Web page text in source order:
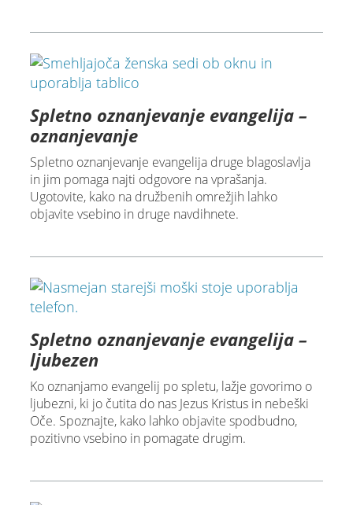
Spletno oznanjevanje evangelija –
oznanjevanje
Spletno oznanjevanje evangelija druge blagoslavlja
in jim pomaga najti odgovore na vprašanja.
Ugotovite, kako na družbenih omrežjih lahko
objavite vsebino in druge navdihnete.
Spletno oznanjevanje evangelija –
ljubezen
Ko oznanjamo evangelij po spletu, lažje govorimo o
ljubezni, ki jo čutita do nas Jezus Kristus in nebeški
Oče. Spoznajte, kako lahko objavite spodbudno,
pozitivno vsebino in pomagate drugim.